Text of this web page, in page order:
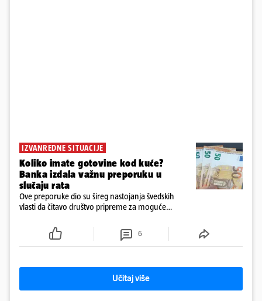
IZVANREDNE SITUACIJE
Koliko imate gotovine kod kuće?
Banka izdala važnu preporuku u
slučaju rata
Ove preporuke dio su šireg nastojanja švedskih
vlasti da čitavo društvo pripreme za moguće
6
Učitaj više